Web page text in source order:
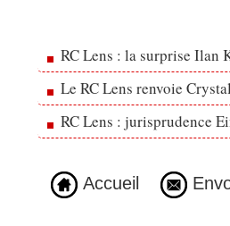
RC Lens : la surprise Ilan
Le RC Lens renvoie
RC Lens : jurisprudence
Accueil